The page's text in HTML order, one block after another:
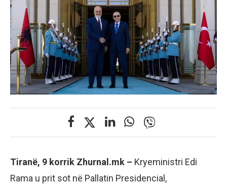
Tiranë, 9 korrik Zhurnal.mk – Kryeministri Edi
Rama u prit sot në Pallatin Presidencial,